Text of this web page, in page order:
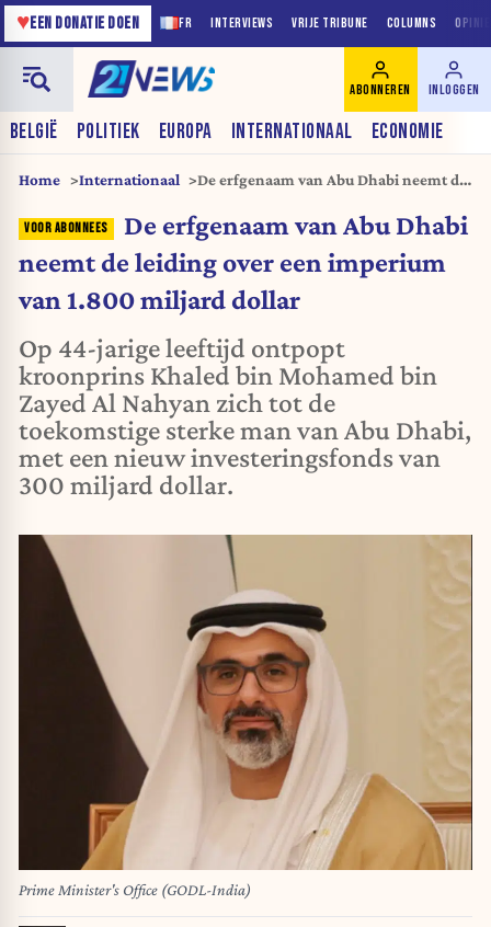
FR INTERVIEWS VRIJE TRIBUNE COLUMNS
♥EEN DONATIE DOEN
BELGIË POLITIEK EUROPA INTERNATIONAAL ECONOMIE
ABONNEREN INLOGGEN
Home Internationaal
De erfgenaam van Abu Dhabi neemt de
miljard dollar
De erfgenaam van Abu Dhabi
neemt de leiding over een imperium
van 1.800 miljard dollar
Op 44-jarige leeftijd ontpopt
kroonprins Khaled bin Mohamed bin
Zayed Al Nahyan zich tot de
toekomstige sterke man van Abu Dhabi,
met een nieuw investeringsfonds van
300 miljard dollar.
Prime Minister's Office (GODL-India)